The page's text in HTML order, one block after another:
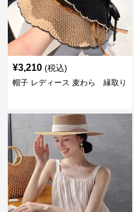
¥3,210 (税込)
帽子 レディース 麦わら 縁取り